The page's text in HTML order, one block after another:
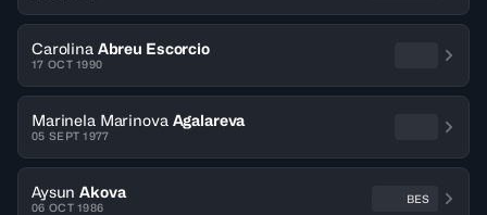
Carolina Abreu Escorcio
17 OCT 1990
Marinela Marinova Agalareva
05 SEPT 1977
Aysun Akova
06 OCT 1986
BES